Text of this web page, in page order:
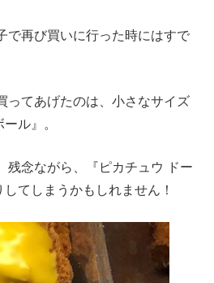
で再び買いに行った時にはすで
ってあげたのは、小さなサイズ
ル』。
残念ながら、『ピカチュウ ドー
てしまうかもしれません！